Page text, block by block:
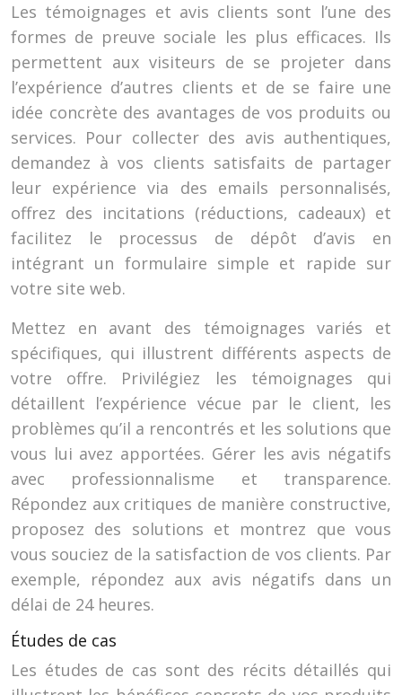
Les témoignages et avis clients sont l’une des
formes de preuve sociale les plus efficaces. Ils
permettent aux visiteurs de se projeter dans
l’expérience d’autres clients et de se faire une
idée concrète des avantages de vos produits ou
services. Pour collecter des avis authentiques,
demandez à vos clients satisfaits de partager
leur expérience via des emails personnalisés,
offrez des incitations (réductions, cadeaux) et
facilitez le processus de dépôt d’avis en
intégrant un formulaire simple et rapide sur
votre site web.
Mettez en avant des témoignages variés et
spécifiques, qui illustrent différents aspects de
votre offre. Privilégiez les témoignages qui
détaillent l’expérience vécue par le client, les
problèmes qu’il a rencontrés et les solutions que
vous lui avez apportées. Gérer les avis négatifs
avec professionnalisme et transparence.
Répondez aux critiques de manière constructive,
proposez des solutions et montrez que vous
vous souciez de la satisfaction de vos clients. Par
exemple, répondez aux avis négatifs dans un
délai de 24 heures.
Études de cas
Les études de cas sont des récits détaillés qui